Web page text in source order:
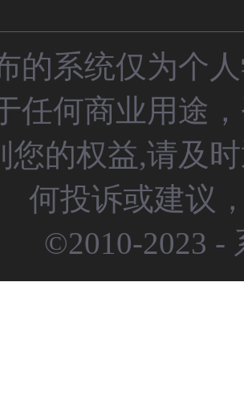
的系统仅为个
任何商业用途
您的权益,请及
何投诉或建议
©2010-2023 -